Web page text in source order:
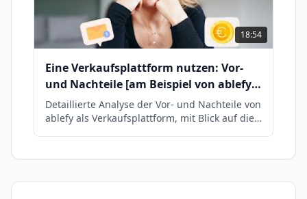
18:54
Eine Verkaufsplattform nutzen: Vor-
und Nachteile [am Beispiel von ablefy
(ehemals elopage)]
Detaillierte Analyse der Vor- und Nachteile von
ablefy als Verkaufsplattform, mit Blick auf die